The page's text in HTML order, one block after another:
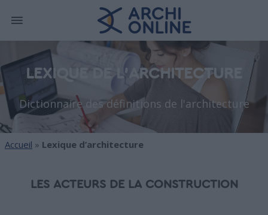
LEXIQUE DE L'ARCHITECTURE
Dictionnaire des définitions de l'architecture
Accueil » Lexique d’architecture
LES ACTEURS DE LA CONSTRUCTION